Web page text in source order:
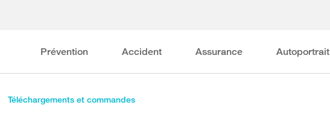
Prévention Accident Assurance Autoportrait
Téléchargements et commandes